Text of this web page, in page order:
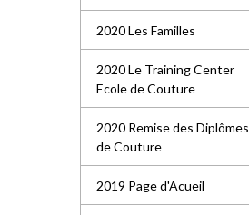
2020 Les Familles
2020 Le Training Center
Ecole de Couture
2020 Remise des Diplômes
de Couture
2019 Page d'Acueil